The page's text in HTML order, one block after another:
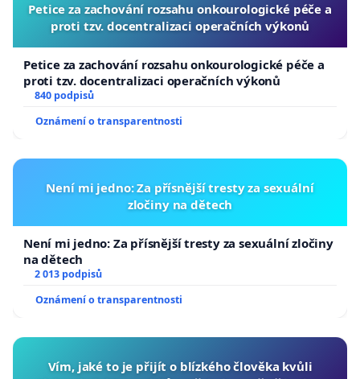
Petice za zachování rozsahu onkourologické péče a
proti tzv. docentralizaci operačních výkonů
Petice za zachování rozsahu onkourologické péče a
proti tzv. docentralizaci operačních výkonů
840 podpisů
Oznámení o transparentnosti
Není mi jedno: Za přísnější tresty za sexuální
zločiny na dětech
Není mi jedno: Za přísnější tresty za sexuální zločiny
na dětech
2 013 podpisů
Oznámení o transparentnosti
Vím, jaké to je přijít o blízkého člověka kvůli